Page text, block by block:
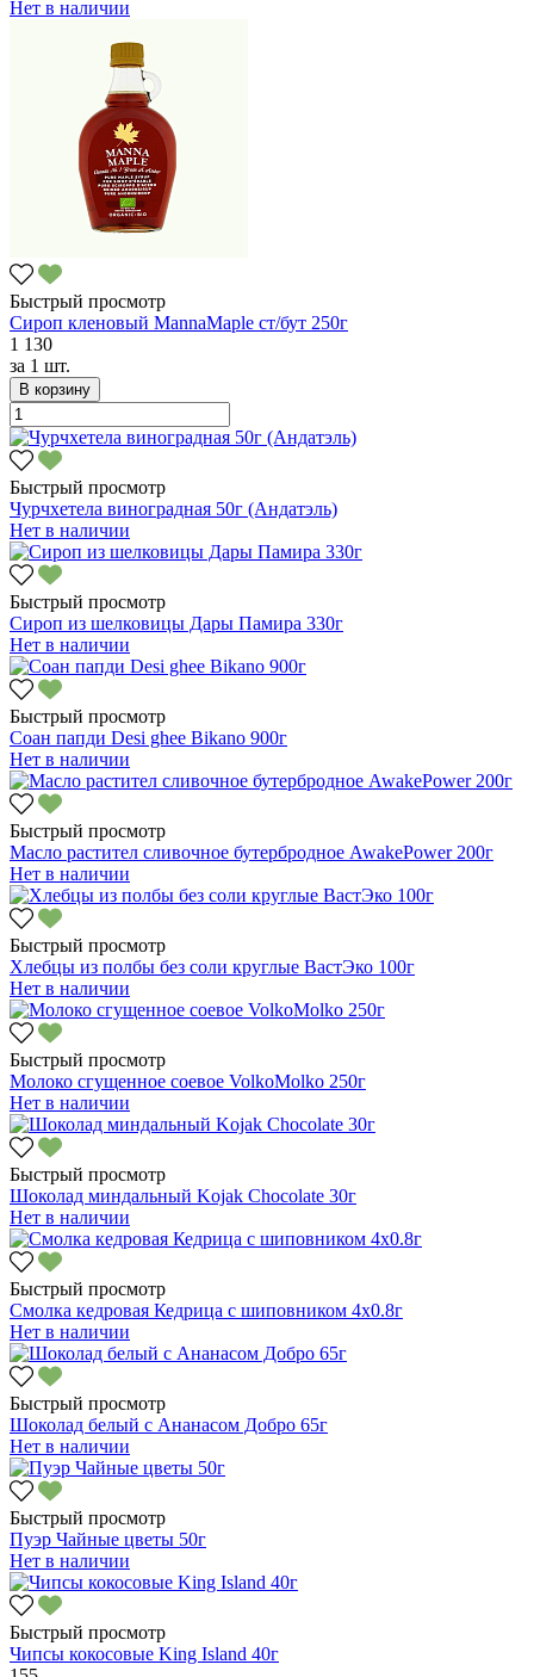
Нет в наличии
Быстрый просмотр
Сироп кленовый MannaMaple ст/бут 250г
1 130
за 1 шт.
В корзину
Быстрый просмотр
Чурчхетела виноградная 50г (Андатэль)
Нет в наличии
Быстрый просмотр
Сироп из шелковицы Дары Памира 330г
Нет в наличии
Быстрый просмотр
Соан папди Desi ghee Bikano 900г
Нет в наличии
Быстрый просмотр
Масло растител сливочное бутербродное AwakePower 200г
Нет в наличии
Быстрый просмотр
Хлебцы из полбы без соли круглые ВастЭко 100г
Нет в наличии
Быстрый просмотр
Молоко сгущенное соевое VolkoMolko 250г
Нет в наличии
Быстрый просмотр
Шоколад миндальный Kojak Chocolate 30г
Нет в наличии
Быстрый просмотр
Смолка кедровая Кедрица с шиповником 4х0.8г
Нет в наличии
Быстрый просмотр
Шоколад белый с Ананасом Добро 65г
Нет в наличии
Быстрый просмотр
Пуэр Чайные цветы 50г
Нет в наличии
Быстрый просмотр
Чипсы кокосовые King Island 40г